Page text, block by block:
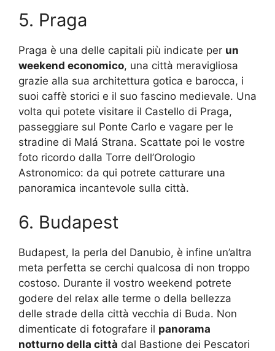
5. Praga
Praga è una delle capitali più indicate per un
weekend economico, una città meravigliosa
grazie alla sua architettura gotica e barocca, i
suoi caffè storici e il suo fascino medievale. Una
volta qui potete visitare il Castello di Praga,
passeggiare sul Ponte Carlo e vagare per le
stradine di Malá Strana. Scattate poi le vostre
foto ricordo dalla Torre dell’Orologio
Astronomico: da qui potrete catturare una
panoramica incantevole sulla città.
6. Budapest
Budapest, la perla del Danubio, è infine un’altra
meta perfetta se cerchi qualcosa di non troppo
costoso. Durante il vostro weekend potrete
godere del relax alle terme o della bellezza
delle strade della città vecchia di Buda. Non
dimenticate di fotografare il panorama
notturno della città dal Bastione dei Pescatori